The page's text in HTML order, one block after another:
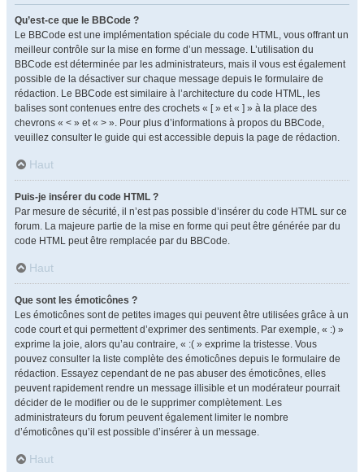
Qu’est-ce que le BBCode ?
Le BBCode est une implémentation spéciale du code HTML, vous offrant un
meilleur contrôle sur la mise en forme d’un message. L’utilisation du
BBCode est déterminée par les administrateurs, mais il vous est également
possible de la désactiver sur chaque message depuis le formulaire de
rédaction. Le BBCode est similaire à l’architecture du code HTML, les
balises sont contenues entre des crochets « [ » et « ] » à la place des
chevrons « < » et « > ». Pour plus d’informations à propos du BBCode,
veuillez consulter le guide qui est accessible depuis la page de rédaction.
Haut
Puis-je insérer du code HTML ?
Par mesure de sécurité, il n’est pas possible d’insérer du code HTML sur ce
forum. La majeure partie de la mise en forme qui peut être générée par du
code HTML peut être remplacée par du BBCode.
Haut
Que sont les émoticônes ?
Les émoticônes sont de petites images qui peuvent être utilisées grâce à un
code court et qui permettent d’exprimer des sentiments. Par exemple, « :) »
exprime la joie, alors qu’au contraire, « :( » exprime la tristesse. Vous
pouvez consulter la liste complète des émoticônes depuis le formulaire de
rédaction. Essayez cependant de ne pas abuser des émoticônes, elles
peuvent rapidement rendre un message illisible et un modérateur pourrait
décider de le modifier ou de le supprimer complètement. Les
administrateurs du forum peuvent également limiter le nombre
d’émoticônes qu’il est possible d’insérer à un message.
Haut